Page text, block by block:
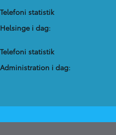
Telefoni statistik
Helsinge i dag:
Telefoni statistik
Administration​ i dag: